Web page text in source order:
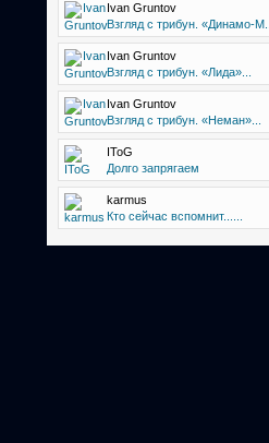
Ivan Gruntov
Взгляд с трибун. «Динамо-М...
Ivan Gruntov
Взгляд с трибун. «Лида»...
Ivan Gruntov
Взгляд с трибун. «Неман»...
IToG
Долго запрягаем
karmus
Кто сейчас вспомнит......